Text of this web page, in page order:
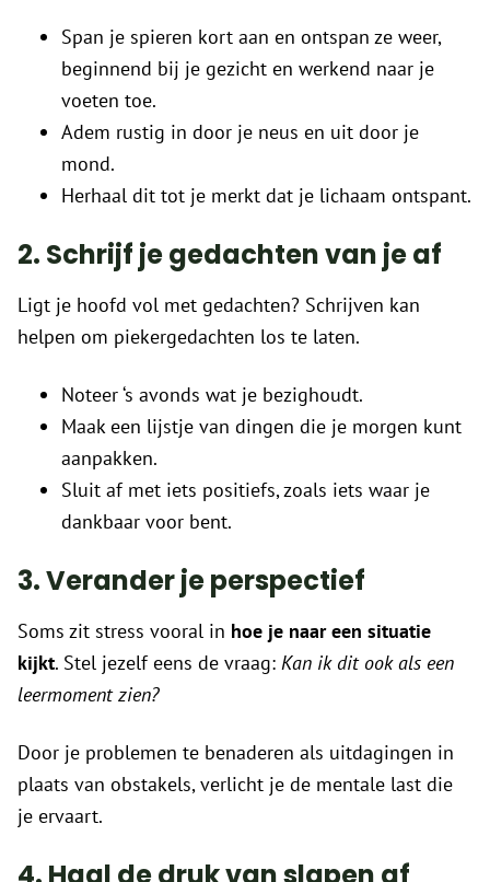
Span je spieren kort aan en ontspan ze weer,
beginnend bij je gezicht en werkend naar je
voeten toe.
Adem rustig in door je neus en uit door je
mond.
Herhaal dit tot je merkt dat je lichaam ontspant.
2. Schrijf je gedachten van je af
Ligt je hoofd vol met gedachten? Schrijven kan
helpen om piekergedachten los te laten.
Noteer ‘s avonds wat je bezighoudt.
Maak een lijstje van dingen die je morgen kunt
aanpakken.
Sluit af met iets positiefs, zoals iets waar je
dankbaar voor bent.
3. Verander je perspectief
Soms zit stress vooral in hoe je naar een situatie
kijkt. Stel jezelf eens de vraag: Kan ik dit ook als een
leermoment zien?
Door je problemen te benaderen als uitdagingen in
plaats van obstakels, verlicht je de mentale last die
je ervaart.